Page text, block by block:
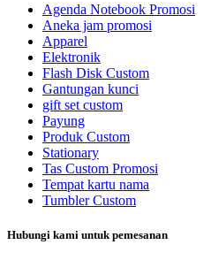
Agenda Notebook Promosi
Aneka jam promosi
Apparel
Elektronik
Flash Disk Custom
Gantungan kunci
gift set custom
Payung
Produk Custom
Stationary
Tas Custom Promosi
Tempat kartu nama
Tumbler Custom
Hubungi kami untuk pemesanan